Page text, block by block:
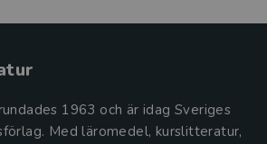
1963 och är idag Sveriges
Med läromedel, kurslitteratur,